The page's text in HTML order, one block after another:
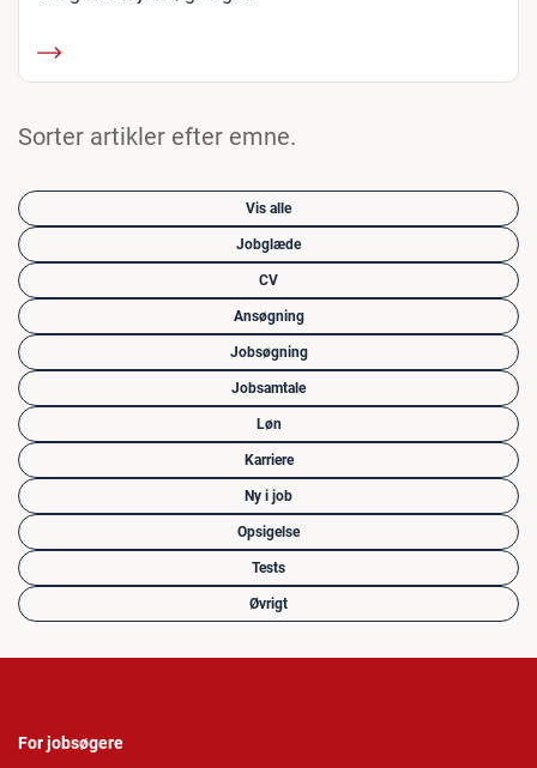
Sorter artikler efter emne.
Vis alle
Jobglæde
CV
Ansøgning
Jobsøgning
Jobsamtale
Løn
Karriere
Ny i job
Opsigelse
Tests
Øvrigt
For jobsøgere